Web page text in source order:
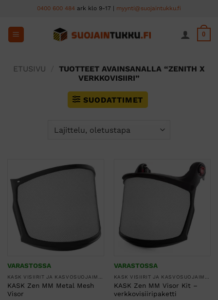
content
0400 600 484 ark klo 9-17 | myynti@suojaintukku.fi
0
ETUSIVU
TUOTTEET AVAINSANALLA “ZENITH X
VERKKOVISIIRI”
SUODATTIMET
VARASTOSSA
KASK Zen MM Metal Mesh
Visor
VARASTOSSA
KASK Zen MM Visor Kit –
verkkovisiiripaketti